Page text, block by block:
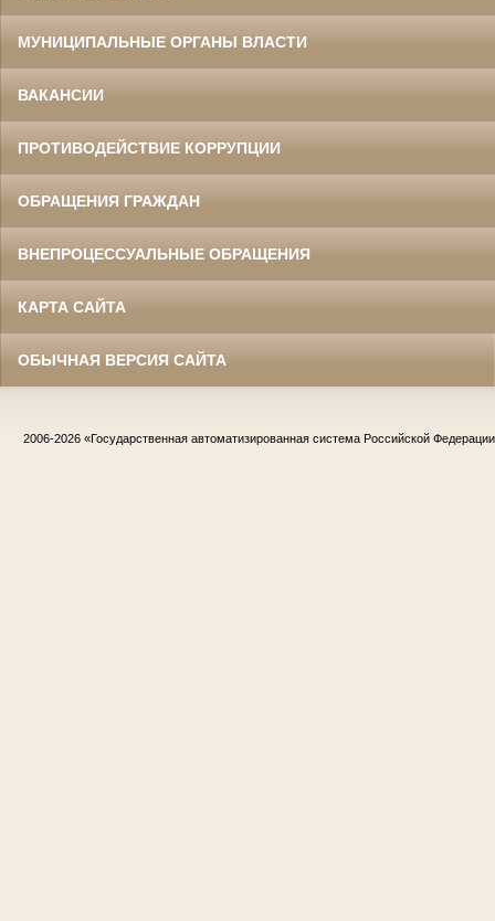
МУНИЦИПАЛЬНЫЕ ОРГАНЫ ВЛАСТИ
ВАКАНСИИ
ПРОТИВОДЕЙСТВИЕ КОРРУПЦИИ
ОБРАЩЕНИЯ ГРАЖДАН
ВНЕПРОЦЕССУАЛЬНЫЕ ОБРАЩЕНИЯ
КАРТА САЙТА
ОБЫЧНАЯ ВЕРСИЯ САЙТА
2006-2026 «Государственная автоматизированная система Российской